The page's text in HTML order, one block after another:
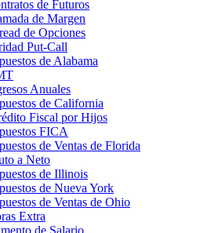
de Futuros
de Margen
de Opciones
Put-Call
de Alabama
Anuales
de California
Fiscal por Hijos
FICA
de Ventas de Florida
a Neto
de Illinois
de Nueva York
de Ventas de Ohio
Extra
de Salario